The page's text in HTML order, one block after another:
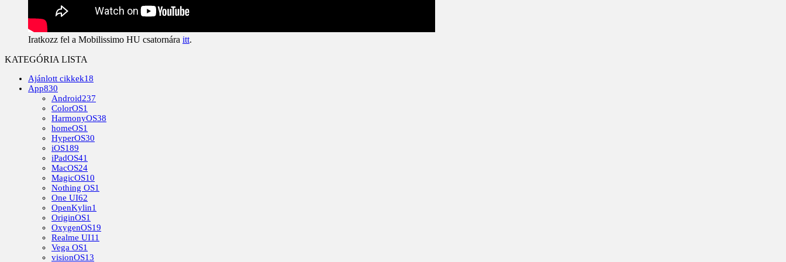
Iratkozz fel a Mobilissimo HU csatornára itt.
KATEGÓRIA LISTA
Ajánlott cikkek18
App830
Android237
ColorOS1
HarmonyOS38
homeOS1
HyperOS30
iOS189
iPadOS41
MacOS24
MagicOS10
Nothing OS1
One UI62
OpenKylin1
OriginOS1
OxygenOS19
Realme UI11
Vega OS1
visionOS13